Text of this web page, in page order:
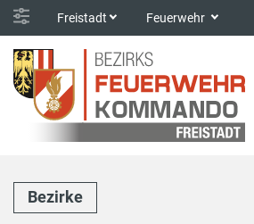
Freistadt Feuerwehr
Bezirke